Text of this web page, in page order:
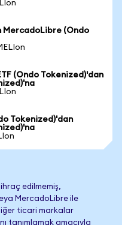
MercadoLibre (Ondo
(Ondo Tokenized)'dan
Tokenized)'dan
edilmemiş,
MercadoLibre ile
ticari markalar
tanımlamak amacıyla